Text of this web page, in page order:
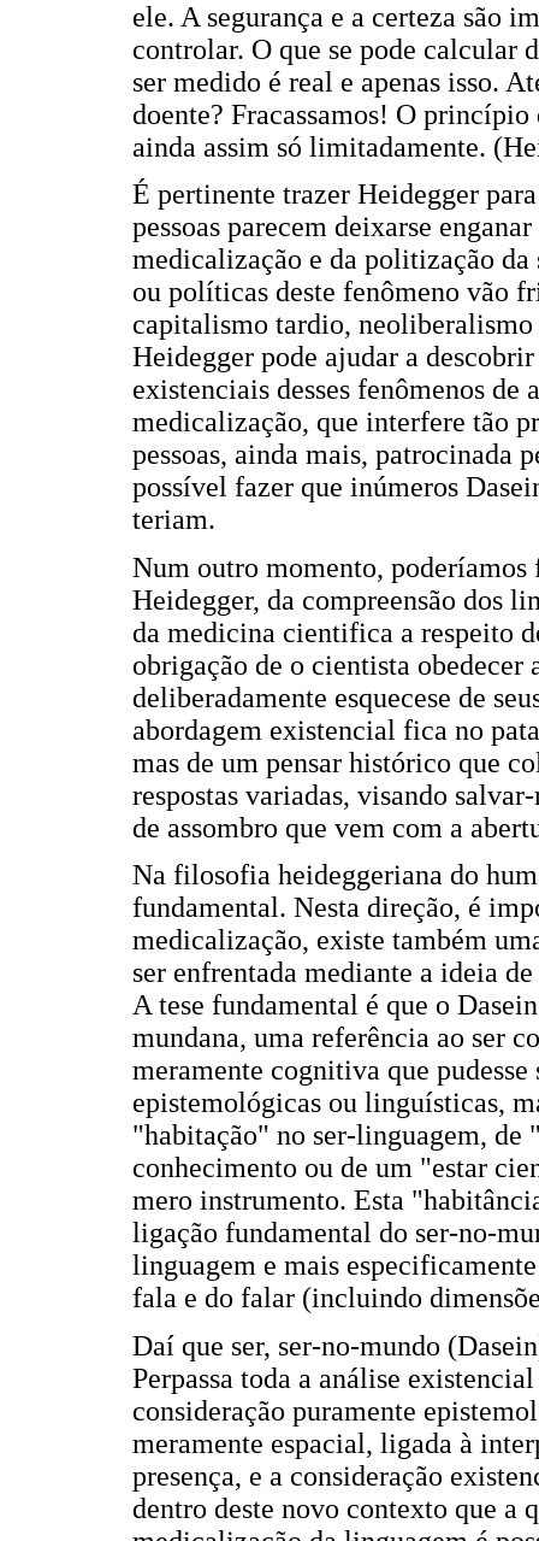
ele. A segurança e a certeza são
controlar. O que se pode calcular
ser medido é real e apenas isso.
doente? Fracassamos! O
ainda assim só limitadamente.
É pertinente trazer Heidegger
pessoas parecem deixarse
medicalização e da politização da
ou políticas deste fenômeno vão
capitalismo tardio,
Heidegger pode ajudar a
existenciais desses fenômenos de
medicalização, que interfere tão
pessoas, ainda mais, patrocinada
possível fazer que inúmeros
teriam.
Num outro momento, poderíamos
Heidegger, da compreensão dos
da medicina cientifica a respeito
obrigação de o cientista obedecer
deliberadamente esquecese de
abordagem existencial fica no
mas de um pensar histórico que
respostas variadas, visando
de assombro que vem com a
Na filosofia heideggeriana do
fundamental. Nesta direção, é
medicalização, existe também
ser enfrentada mediante a ideia
A tese fundamental é que o
mundana, uma referência ao ser
meramente cognitiva que
epistemológicas ou linguísticas,
"habitação" no ser-linguagem, de
conhecimento ou de um "estar
mero instrumento. Esta
ligação fundamental do ser-no-
linguagem e mais
fala e do falar (incluindo
Daí que ser, ser-no-mundo
Perpassa toda a análise
consideração puramente
meramente espacial, ligada à
presença, e a consideração
dentro deste novo contexto que a